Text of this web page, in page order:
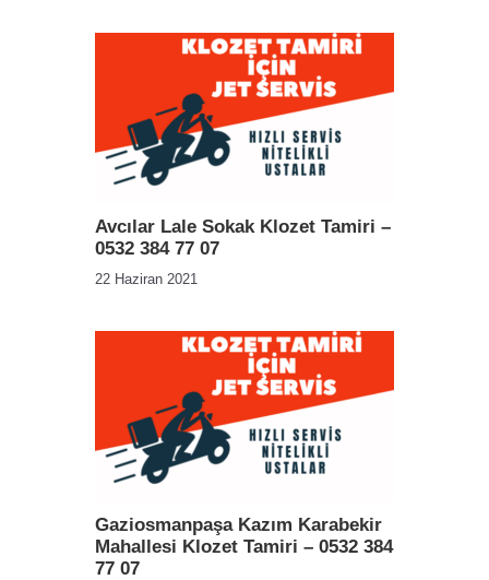
Avcılar Lale Sokak Klozet Tamiri –
0532 384 77 07
22 Haziran 2021
Gaziosmanpaşa Kazım Karabekir
Mahallesi Klozet Tamiri – 0532 384
77 07